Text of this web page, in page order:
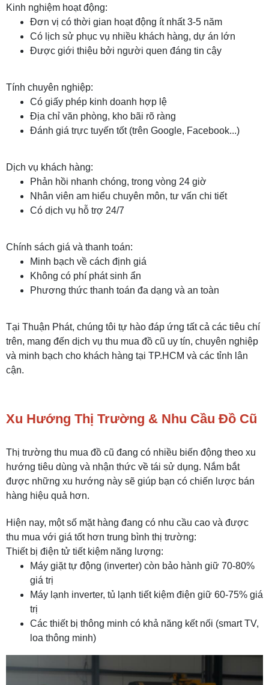
Kinh nghiệm hoạt động:
Đơn vị có thời gian hoạt động ít nhất 3-5 năm
Có lịch sử phục vụ nhiều khách hàng, dự án lớn
Được giới thiệu bởi người quen đáng tin cậy
Tính chuyên nghiệp:
Có giấy phép kinh doanh hợp lệ
Địa chỉ văn phòng, kho bãi rõ ràng
Đánh giá trực tuyến tốt (trên Google, Facebook...)
Dịch vụ khách hàng:
Phản hồi nhanh chóng, trong vòng 24 giờ
Nhân viên am hiểu chuyên môn, tư vấn chi tiết
Có dịch vụ hỗ trợ 24/7
Chính sách giá và thanh toán:
Minh bạch về cách định giá
Không có phí phát sinh ẩn
Phương thức thanh toán đa dạng và an toàn
Tại Thuận Phát, chúng tôi tự hào đáp ứng tất cả các tiêu chí
trên, mang đến dịch vụ thu mua đồ cũ uy tín, chuyên nghiệp
và minh bạch cho khách hàng tại TP.HCM và các tỉnh lân
cận.
Xu Hướng Thị Trường & Nhu Cầu Đồ Cũ
Thị trường thu mua đồ cũ đang có nhiều biến động theo xu
hướng tiêu dùng và nhận thức về tái sử dụng. Nắm bắt
được những xu hướng này sẽ giúp bạn có chiến lược bán
hàng hiệu quả hơn.
Hiện nay, một số mặt hàng đang có nhu cầu cao và được
thu mua với giá tốt hơn trung bình thị trường:
Thiết bị điện tử tiết kiệm năng lượng:
Máy giặt tự động (inverter) còn bảo hành giữ 70-80%
giá trị
Máy lạnh inverter, tủ lạnh tiết kiệm điện giữ 60-75% giá
trị
Các thiết bị thông minh có khả năng kết nối (smart TV,
loa thông minh)